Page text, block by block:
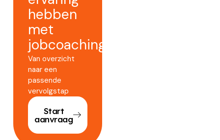
hebben
met
jobcoaching.
Van overzicht
naar een
passende
vervolgstap
Start
aanvraag